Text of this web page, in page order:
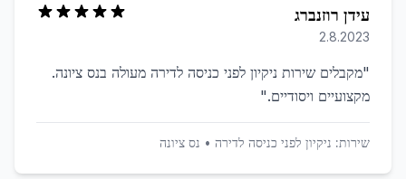
עידן רוזנברג
2.8.2023
"מקבלים שירות ניקיון לפני כניסה לדירה מעולה בנס ציונה.
מקצועיים ויסודיים."
שירות: ניקיון לפני כניסה לדירה • נס ציונה